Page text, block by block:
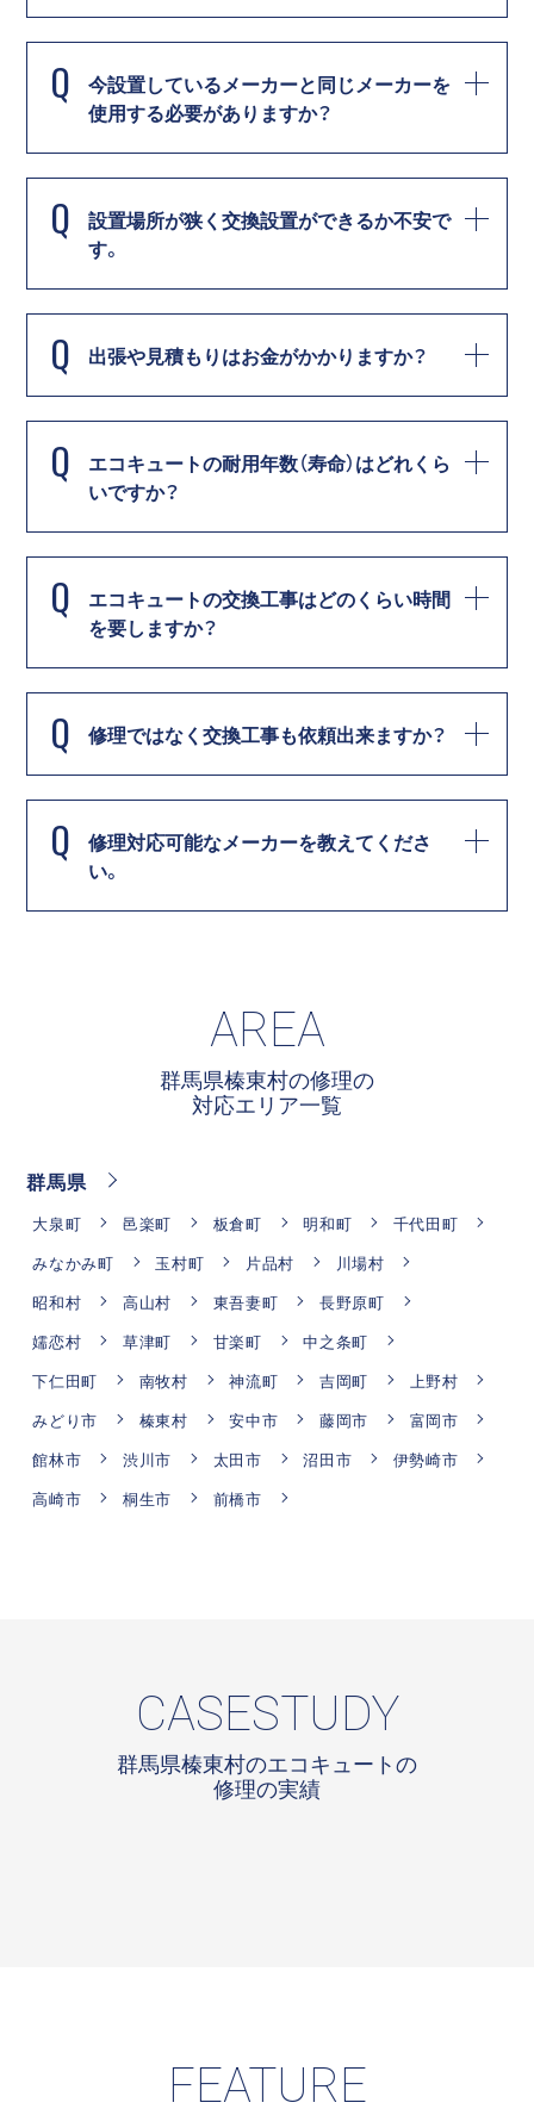
Q
今設置しているメーカーと同じメーカーを
使用する必要がありますか？
Q
設置場所が狭く交換設置ができるか不安で
す。
Q 出張や見積もりはお金がかかりますか？
Q
エコキュートの耐用年数（寿命）はどれくら
いですか？
Q
エコキュートの交換工事はどのくらい時間
を要しますか？
Q 修理ではなく交換工事も依頼出来ますか？
Q
修理対応可能なメーカーを教えてくださ
い。
AREA
群馬県榛東村の修理の
対応エリア一覧
群馬県
大泉町 邑楽町 板倉町 明和町
千代田町
みなかみ町
玉村町 片品村
川場村
昭和村
高山村 東吾妻町
長野原町
嬬恋村
草津町 甘楽町
中之条町
下仁田町
南牧村 神流町 吉岡町
上野村
みどり市
榛東村 安中市 藤岡市
富岡市
館林市
渋川市 太田市 沼田市
伊勢崎市
高崎市
桐生市 前橋市
CASESTUDY
群馬県榛東村のエコキュートの
修理の実績
FEATURE